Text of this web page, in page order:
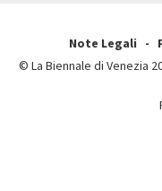
Note Legali
© La Biennale di Venezia